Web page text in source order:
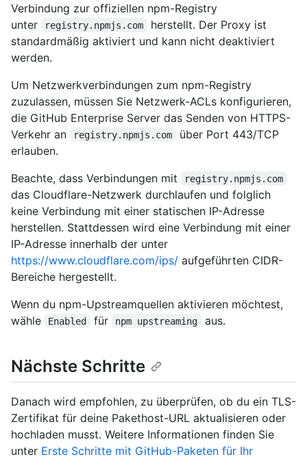
Verbindung zur offiziellen npm-Registry
unter
registry.npmjs.com
herstellt. Der Proxy ist
standardmäßig aktiviert und kann nicht deaktiviert
werden.
Um Netzwerkverbindungen zum npm-Registry
zuzulassen, müssen Sie Netzwerk-ACLs konfigurieren,
die GitHub Enterprise Server das Senden von HTTPS-
Verkehr an
registry.npmjs.com
über Port 443/TCP
erlauben.
Beachte, dass Verbindungen mit
registry.npmjs.com
das Cloudflare-Netzwerk durchlaufen und folglich
keine Verbindung mit einer statischen IP-Adresse
herstellen. Stattdessen wird eine Verbindung mit einer
IP-Adresse innerhalb der unter
https://www.cloudflare.com/ips/ aufgeführten CIDR-
Bereiche hergestellt.
Wenn du npm-Upstreamquellen aktivieren möchtest,
wähle
Enabled für npm upstreaming aus.
Nächste Schritte
Danach wird empfohlen, zu überprüfen, ob du ein TLS-
Zertifikat für deine Pakethost-URL aktualisieren oder
hochladen musst. Weitere Informationen finden Sie
unter Erste Schritte mit GitHub-Paketen für Ihr